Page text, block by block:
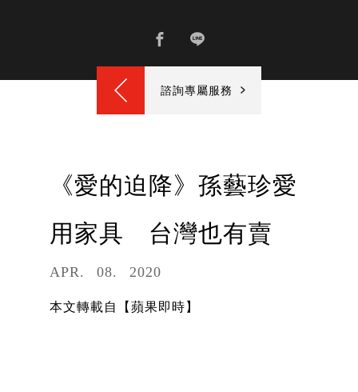
諮詢專屬服務
《愛的迫降》孫藝珍愛
用家具 台灣也有賣
APR 08 2020
本文轉載自【蘋果即時】